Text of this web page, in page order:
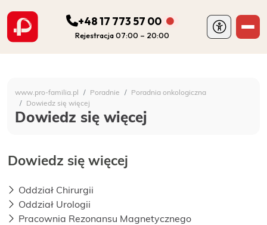
Szpital Specjalistyczny
+48 17 773 57 00
Rejestracja 07:00 – 20:00
PORADNIE
DIAGNOSTYKA
POZOSTAŁA DZIAŁALNOŚĆ SZPITALA
www.pro-familia.pl Poradnie
Poradnia onkologiczna
Dowiedz się więcej
Dowiedz się więcej
Dowiedz się więcej
Oddział Chirurgii
Oddział Urologii
Pracownia Rezonansu Magnetycznego